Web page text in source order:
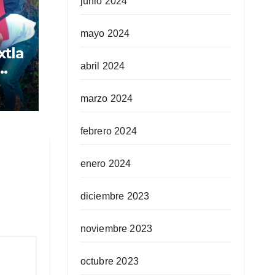
mayo 2024
abril 2024
marzo 2024
febrero 2024
enero 2024
diciembre 2023
noviembre 2023
octubre 2023